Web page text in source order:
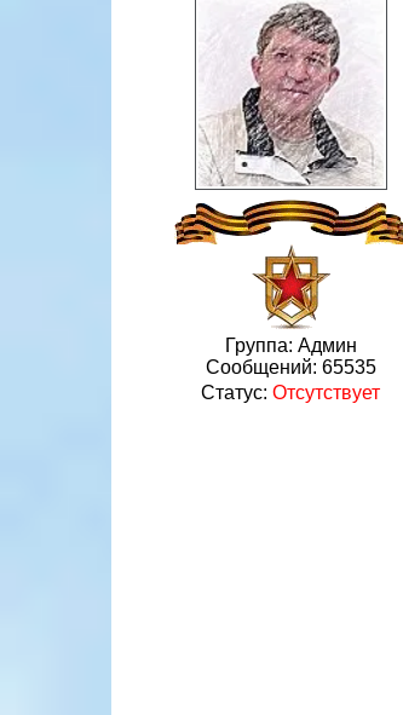
Группа: Админ
Сообщений: 65535
Статус: Отсутствует